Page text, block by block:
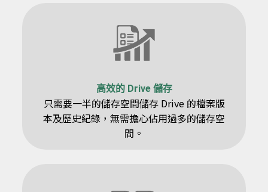
高效的 Drive 儲存
只需要一半的儲存空間儲存 Drive 的檔案版
本及歷史紀錄，無需擔心佔用過多的儲存空
間。